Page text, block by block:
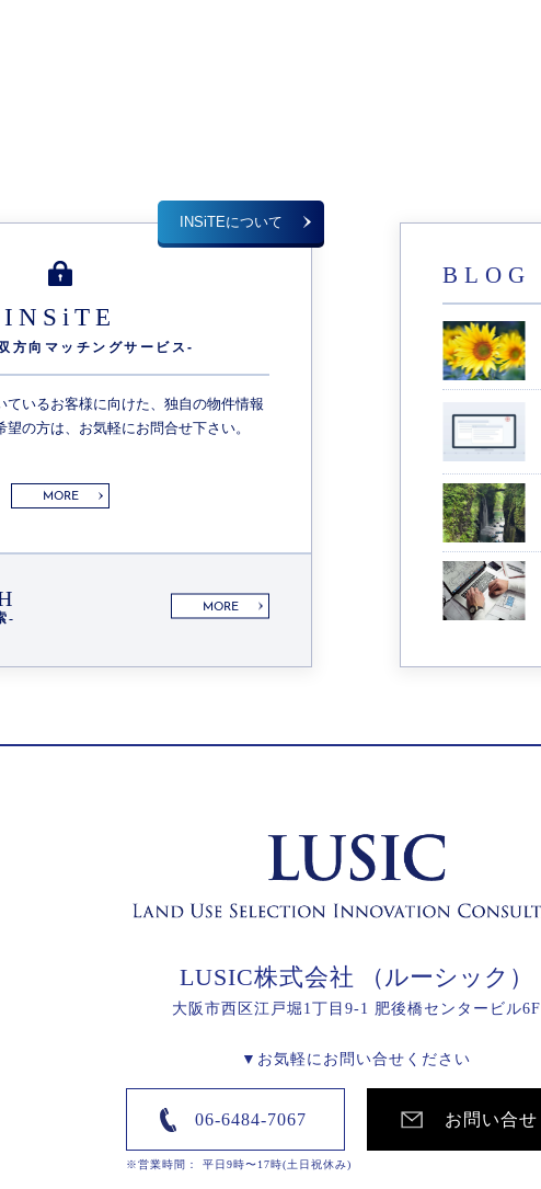
INSiTE
方向 マッチングサービス-
ているお客様に向けた、独自の物件情報
の方は、お気軽にお問合せ下さい。
MORE
-
MORE
INSiTEについて
BLOG
LUSIC株式会社 （ルーシック）
大阪市西区江戸堀1丁目9-1 肥後橋センタービル6F
▼お気軽にお問い合せください
お問い合せ
06-6484-7067
※営業時間： 平日9時〜17時(土日祝休み)